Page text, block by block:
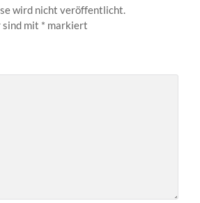
wird nicht veröffentlicht.
sind mit * markiert